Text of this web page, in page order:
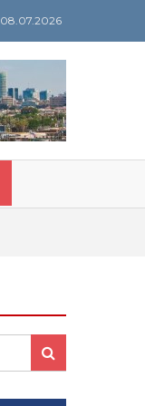
08.07.2026
Search